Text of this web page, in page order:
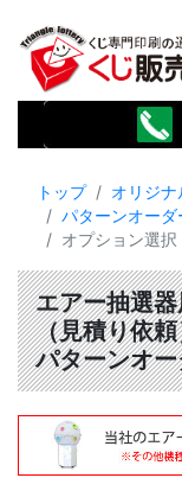
トップ
オリジナ
パターンオーダ
オプション選択
エアー抽選
（見積り依
パターンオ